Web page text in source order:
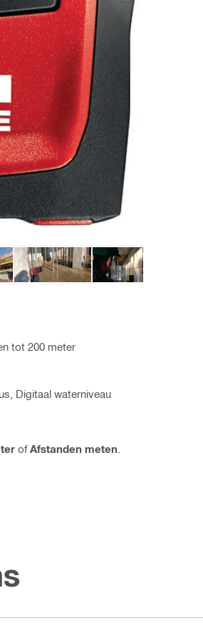
tot 200 meter
Digitaal waterniveau
ofAfstanden meten